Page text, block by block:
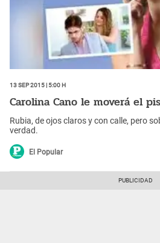
13 Sep 2015 | 5:00 h
Carolina Cano le moverá el
Rubia, de ojos claros y con calle, pero
verdad.
El Popular